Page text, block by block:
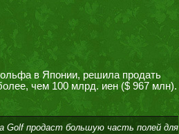
в Японии, решила продать
чем 100 млрд. иен ($ 967 млн).
Golf продаст большую часть полей для